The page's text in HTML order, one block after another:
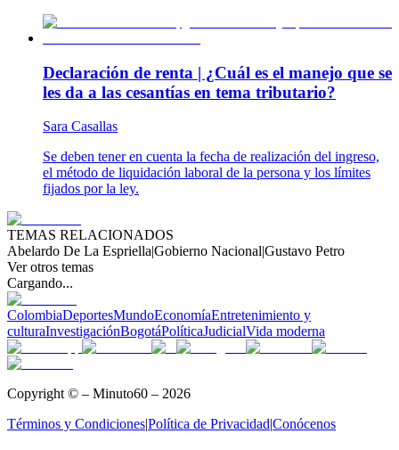
Declaración de renta | ¿Cuál es el manejo que se
les da a las cesantías en tema tributario?
Sara Casallas
Se deben tener en cuenta la fecha de realización del ingreso,
el método de liquidación laboral de la persona y los límites
fijados por la ley.
TEMAS RELACIONADOS
Abelardo De La Espriella|Gobierno Nacional|Gustavo Petro
Ver otros temas
Cargando...
ColombiaDeportesMundoEconomíaEntretenimiento y
culturaInvestigaciónBogotáPolíticaJudicialVida moderna
Copyright © – Minuto60 – 2026
Términos y Condiciones|Política de Privacidad|Conócenos